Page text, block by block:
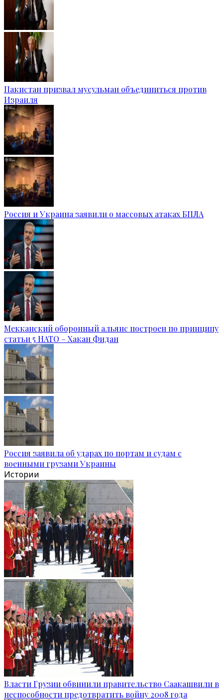
Пакистан призвал мусульман объединиться против
Израиля
Россия и Украина заявили о массовых атаках БПЛА
Мекканский оборонный альянс построен по принципу
статьи 5 НАТО – Хакан Фидан
Россия заявила об ударах по портам и судам с
военными грузами Украины
Истории
Власти Грузии обвинили правительство Саакашвили в
неспособности предотвратить войну 2008 года